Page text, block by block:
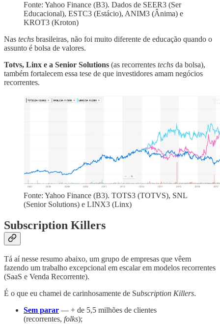
Fonte: Yahoo Finance (B3). Dados de SEER3 (Ser
Educacional), ESTC3 (Estácio), ANIM3 (Ânima) e
KROT3 (Kroton)
Nas techs brasileiras, não foi muito diferente de educação quando o
assunto é bolsa de valores.
Totvs, Linx e a Senior Solutions (as recorrentes techs da bolsa),
também fortalecem essa tese de que investidores amam negócios
recorrentes.
Fonte: Yahoo Finance (B3). TOTS3 (TOTVS), SNL
(Senior Solutions) e LINX3 (Linx)
Subscription Killers
Tá aí nesse resumo abaixo, um grupo de empresas que vêem
fazendo um trabalho excepcional em escalar em modelos recorrentes
(SaaS e Venda Recorrente).
É o que eu chamei de carinhosamente de Subscription Killers.
Sem parar — + de 5,5 milhões de clientes
(recorrentes, folks);